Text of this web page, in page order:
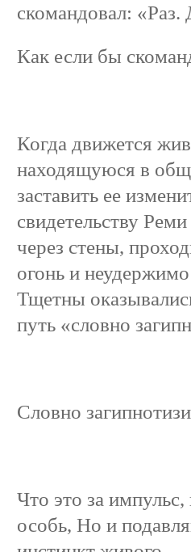
скомандовал: «Раз.
Как если бы
Когда движется
находящуюся в
заставить ее
свидетельству
через стены,
огонь и
Тщетны
путь «словно
Словно
Что это за
особь, Но и